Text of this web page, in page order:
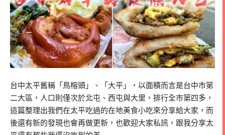
台中太平舊稱「鳥榕頭」、「大平」，以面積而言是台中市第
二大區，人口則僅次於北屯、西屯與大里，排行全市第四多，
這篇整理出我們在太平吃過的在地美食小吃來分享給大家，而
後還有新的發現也會再做更新，也歡迎大家私訊，跟我分享太